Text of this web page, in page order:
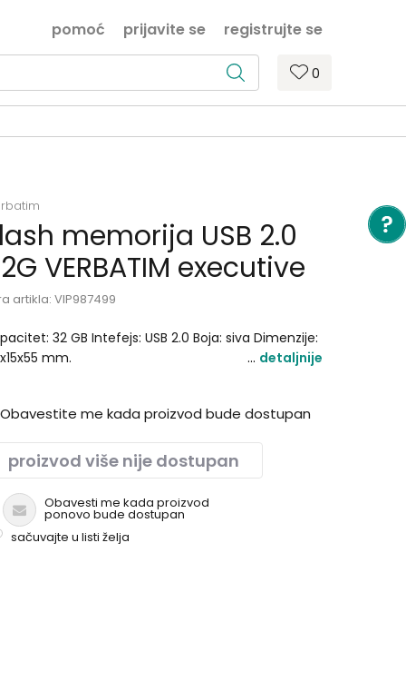
prijavite se registrujte se
pomoć
0
memorija USB 2.0
VERBATIM executive
artikla: VIP987499
32 GB Intefejs: USB 2.0 Boja: siva Dimenzije:
mm.
detaljnije
me kada proizvod bude dostupan
proizvod više nije dostupan
Obavesti me kada proizvod
ponovo bude dostupan
sačuvajte u listi želja